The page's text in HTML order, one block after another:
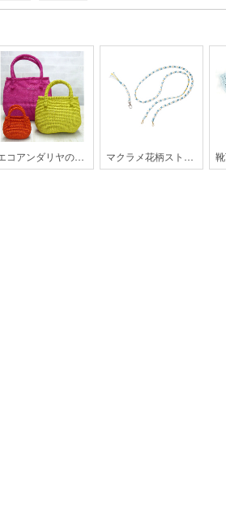
エコアンダリヤのバッグ【 SUN-16SS】 マクラメ花柄ストラップ【MO-104-25SS】